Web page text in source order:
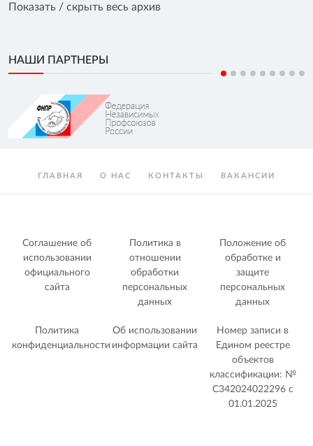
Показать / скрыть весь архив
НАШИ ПАРТНЕРЫ
ГЛАВНАЯ О НАС КОНТАКТЫ ВАКАНСИИ
Соглашение об
использовании
официального
сайта
Политика в
отношении
обработки
персональных
данных
Положение об
обработке и
защите
персональных
данных
Политика
конфиденциальности
Об использовании
информации сайта
Номер записи в
Едином реестре
объектов
классификации: №
С342024022296 c
01.01.2025